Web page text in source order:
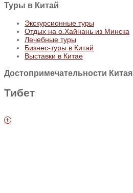
Туры в Китай
Экскурсионные туры
Отдых на о.Хайнань из Минска
Лечебные туры
Бизнес-туры в Китай
Выставки в Китае
Достопримечательности Китая
Тибет